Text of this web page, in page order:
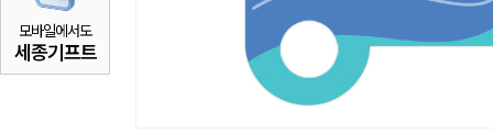
모바일에서도
세종기프트